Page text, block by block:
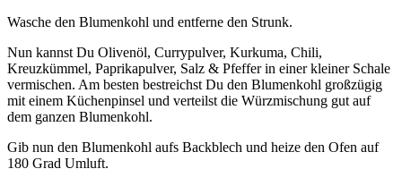
Wasche den Blumenkohl und entferne den Strunk.
Nun kannst Du Olivenöl, Currypulver, Kurkuma, Chili,
Kreuzkümmel, Paprikapulver, Salz & Pfefferin einer kleiner Schale
vermischen. Am besten bestreichst Du den Blumenkohl großzügig
mit einem Küchenpinsel und verteilst die Würzmischung gut auf
dem ganzen Blumenkohl.
Gib nun den Blumenkohl aufs Backblech und heize den Ofen auf
180 Grad Umluft.